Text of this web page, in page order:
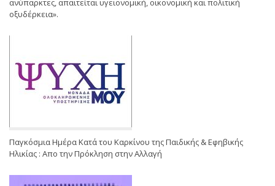
ανύπαρκτες, απαιτείται υγειονομική, οικονομική και πολιτική
οξυδέρκεια».
Παγκόσμια Ημέρα Κατά του Καρκίνου της Παιδικής & Εφηβικής
Ηλικίας : Απο την Πρόκληση στην Αλλαγή